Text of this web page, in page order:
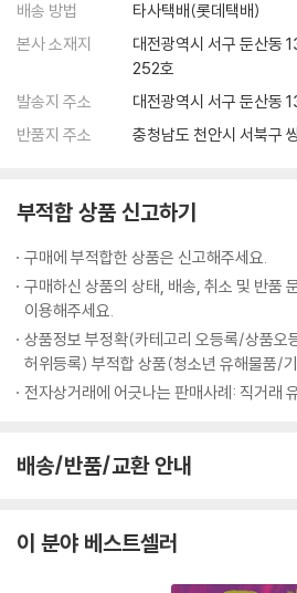
에서 들리던 소리처럼 왕이 나타날까요?
배송 방법
타사택배(롯데택배)
본사 소재지
대전광역시 서구 둔산동
252호
발송지 주소
대전광역시 서구 둔산동
반품지 주소
충청남도 천안시 서북구
부적합 상품 신고하기
구매에 부적합한 상품은 신고해주세요.
구매하신 상품의 상태, 배송, 취소 및 반품
이용해주세요.
상품정보 부정확(카테고리 오등록/상품
허위등록) 부적합 상품(청소년 유해물품/
전자상거래에 어긋나는 판매사례: 직거래
배송/반품/교환 안내
이 분야 베스트셀러